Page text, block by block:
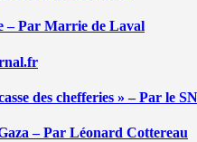
– Par Marrie de Laval
des chefferies » – Par le
– Par Léonard Cottereau